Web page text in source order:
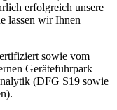
erfolgreich unsere
lassen wir Ihnen
sowie vom
Gerätefuhrpark
(DFG S19 sowie